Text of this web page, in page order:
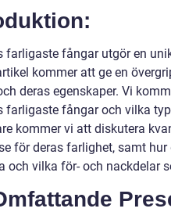
farligaste fångar utgör en
kommer att ge en
deras egenskaper. Vi
farligaste fångar och vilka
kommer vi att diskutera
för deras farlighet, samt
och vilka för- och nackdelar